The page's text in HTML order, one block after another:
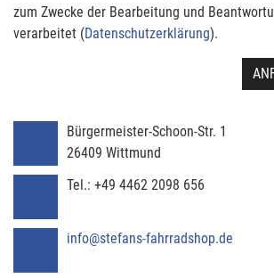
zum Zwecke der Bearbeitung und
verarbeitet (Datenschutzerklärung).
Bürgermeister-Schoon-Str. 1
26409 Wittmund
Tel.: +49 4462 2098 656
info@stefans-fahrradshop.de